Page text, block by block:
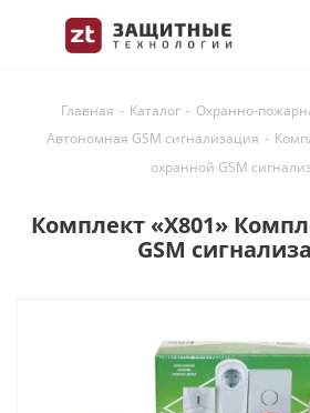
Главная - Каталог - Охранно-
Автономная GSM сигнализация -
охранной GSM
Комплект «X801»
GSM